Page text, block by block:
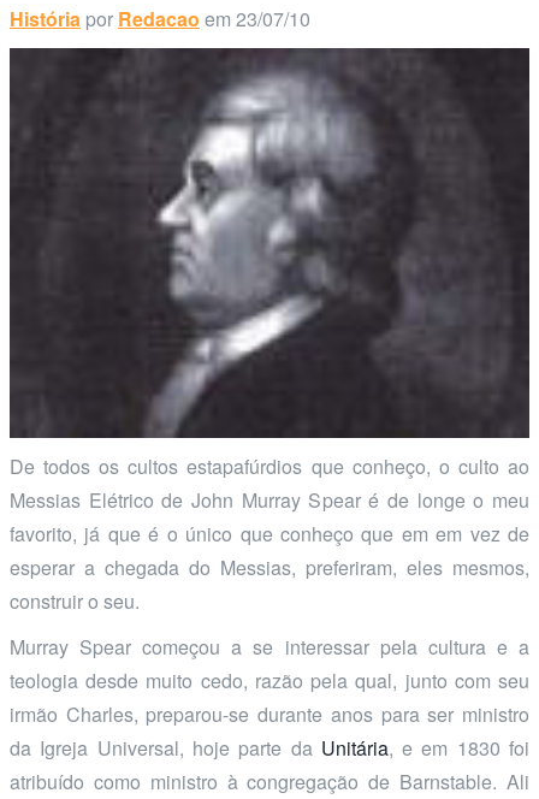
História por Redacao em 23/07/10
De todos os cultos estapafúrdios que conheço, o culto ao
Messias Elétrico de John Murray Spear é de longe o meu
favorito, já que é o único que conheço que em em vez de
esperar a chegada do Messias, preferiram, eles mesmos,
construir o seu.
Murray Spear começou a se interessar pela cultura e a
teologia desde muito cedo, razão pela qual, junto com seu
irmão Charles, preparou-se durante anos para ser ministro
da Igreja Universal, hoje parte da Unitária, e em 1830 foi
atribuído como ministro à congregação de Barnstable. Ali